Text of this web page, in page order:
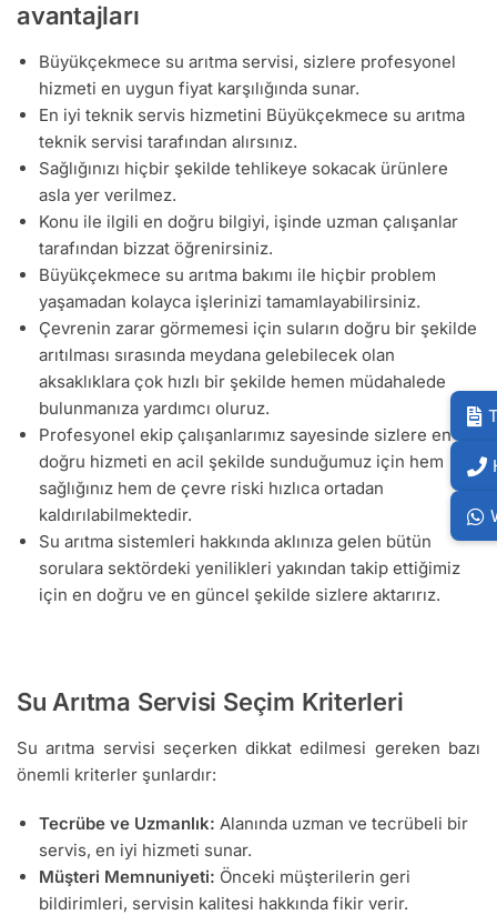
avantajları
Büyükçekmece su arıtma servisi, sizlere profesyonel
hizmeti en uygun fiyat karşılığında sunar.
En iyi teknik servis hizmetini Büyükçekmece su arıtma
teknik servisi tarafından alırsınız.
Sağlığınızı hiçbir şekilde tehlikeye sokacak ürünlere
asla yer verilmez.
Konu ile ilgili en doğru bilgiyi, işinde uzman çalışanlar
tarafından bizzat öğrenirsiniz.
Büyükçekmece su arıtma bakımı ile hiçbir problem
yaşamadan kolayca işlerinizi tamamlayabilirsiniz.
Çevrenin zarar görmemesi için suların doğru bir şekilde
arıtılması sırasında meydana gelebilecek olan
aksaklıklara çok hızlı bir şekilde hemen müdahalede
bulunmanıza yardımcı oluruz.
Profesyonel ekip çalışanlarımız sayesinde sizlere en
doğru hizmeti en acil şekilde sunduğumuz için hem
sağlığınız hem de çevre riski hızlıca ortadan
kaldırılabilmektedir.
Su arıtma sistemleri hakkında aklınıza gelen bütün
sorulara sektördeki yenilikleri yakından takip ettiğimiz
için en doğru ve en güncel şekilde sizlere aktarırız.
Su Arıtma Servisi Seçim Kriterleri
Su arıtma servisi seçerken dikkat edilmesi gereken bazı
önemli kriterler şunlardır:
Tecrübe ve Uzmanlık: Alanında uzman ve tecrübeli bir
servis, en iyi hizmeti sunar.
Müşteri Memnuniyeti: Önceki müşterilerin geri
bildirimleri, servisin kalitesi hakkında fikir verir.